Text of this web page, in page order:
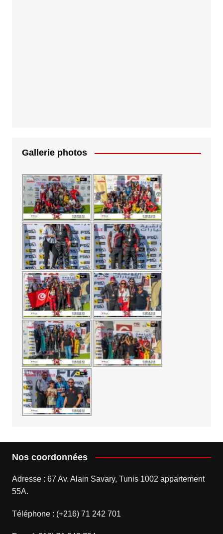
Gallerie photos
Nos coordonnées
Adresse : 67 Av. Alain Savary, Tunis 1002 appartement
55A.
Téléphone : (+216) 71 242 701